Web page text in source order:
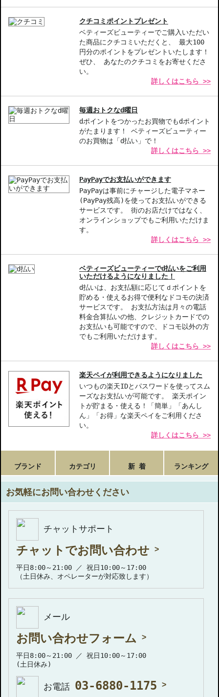
【こんな方へおすすめ】
エイジングが気になる方
JAN/UPC：3614273956451
お悩み・効果
エイジング
クチコミポイントプレゼント
ベティーズビューティーでご購入いただい
た商品にクチコミいただくと、 最大100
円分のポイントをプレゼントいたします！
ぜひ、 あなたのクチコミをお寄せくださ
い。
詳しくはこちら >>
毎週おトクなd曜日
dポイントをつかったお買物でもdポイント
がたまります！ ベティーズビューティー
のお買物は「d払い」で！
詳しくはこちら >>
PayPayでお支払いができます
PayPayは事前にチャージした電子マネー
(PayPay残高)を使ってお支払いができる
サービスです。 街のお店だけではなく、
オンラインショップでもご利用いただけま
す。
詳しくはこちら >>
ベティーズビューティーでd払いをご利用
いただけるようになりました！
d払いは、お支払額に応じてｄポイントを
貯める・使えるお得で便利なドコモの決済
サービスです。 お支払方法は月々の電話
料金合算払いの他、クレジットカードでの
お支払いも可能ですので、ドコモ以外の方
でもご利用いただけます。
詳しくはこちら >>
楽天ペイが利用できるようになりました
いつもの楽天IDとパスワードを使ってスム
ーズなお支払いが可能です。 楽天ポイン
トが貯まる・使える！「簡単」「あんし
ん」「お得」な楽天ペイをご利用くださ
い。
詳しくはこちら >>
ブランド カテゴリ 新 着 ランキング
お気軽にお問い合わせください
チャットサポート
チャットでお問い合わせ
平日8:00～21:00 ／ 祝日10:00～17:00
（土日休み、オペレーターが対応致します）
メール
お問い合わせフォーム
平日8:00～21:00 ／ 祝日10:00～17:00
(土日休み)
お電話 03-6880-1175